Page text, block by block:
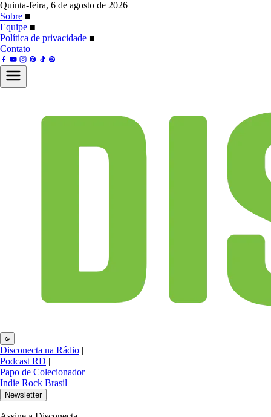
Quinta-feira, 6 de agosto de 2026
Sobre ■
Equipe ■
Política de privacidade ■
Contato
Disconecta na Rádio |
Podcast RD |
Papo de Colecionador |
Indie Rock Brasil
Newsletter